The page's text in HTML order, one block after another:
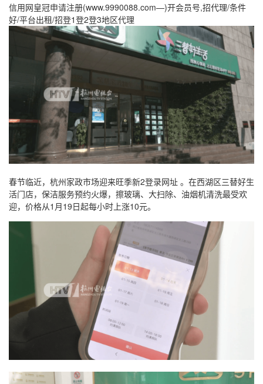
信用网皇冠申请注册(www.9990088.com—)开会员号,招代理/条件
好/平台出租/招登1登2登3地区代理
春节临近，杭州家政市场迎来旺季新2登录网址 。在西湖区三替好生
活门店，保洁服务预约火爆，擦玻璃、大扫除、油烟机清洗最受欢
迎，价格从1月19日起每小时上涨10元。